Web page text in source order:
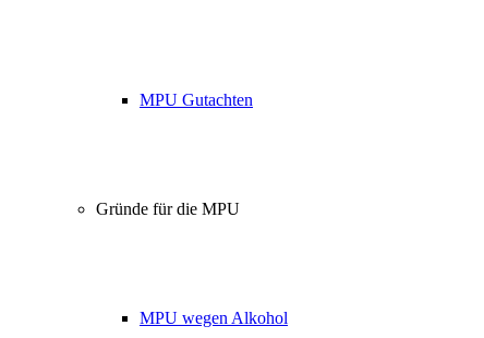
MPU Gutachten
Gründe für die MPU
MPU wegen Alkohol